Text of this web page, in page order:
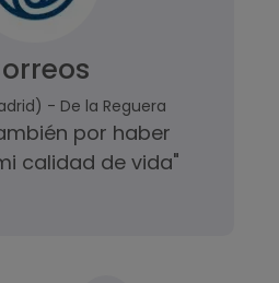
- De la Reguera
por haber
calidad de vida"